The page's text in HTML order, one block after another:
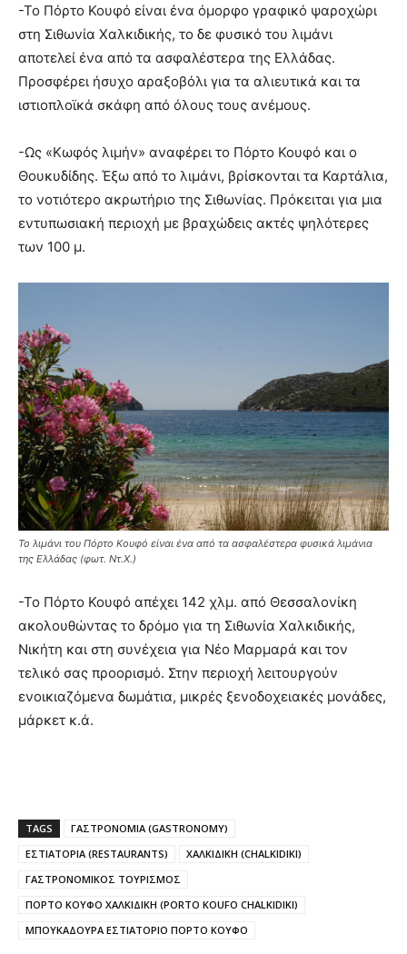
-Το Πόρτο Κουφό είναι ένα όμορφο γραφικό ψαροχώρι
στη Σιθωνία Χαλκιδικής, το δε φυσικό του λιμάνι
αποτελεί ένα από τα ασφαλέστερα της Ελλάδας.
Προσφέρει ήσυχο αραξοβόλι για τα αλιευτικά και τα
ιστιοπλοϊκά σκάφη από όλους τους ανέμους.
-Ως «Κωφός λιμήν» αναφέρει το Πόρτο Κουφό και ο
Θουκυδίδης. Έξω από το λιμάνι, βρίσκονται τα Καρτάλια,
το νοτιότερο ακρωτήριο της Σιθωνίας. Πρόκειται για μια
εντυπωσιακή περιοχή με βραχώδεις ακτές ψηλότερες
των 100 μ.
Το λιμάνι του Πόρτο Κουφό είναι ένα από τα ασφαλέστερα φυσικά λιμάνια
της Ελλάδας (φωτ. Ντ.Χ.)
-Το Πόρτο Κουφό απέχει 142 χλμ. από Θεσσαλονίκη
ακολουθώντας το δρόμο για τη Σιθωνία Χαλκιδικής,
Νικήτη και στη συνέχεια για Νέο Μαρμαρά και τον
τελικό σας προορισμό. Στην περιοχή λειτουργούν
ενοικιαζόμενα δωμάτια, μικρές ξενοδοχειακές μονάδες,
μάρκετ κ.ά.
TAGS
ΓΑΣΤΡΟΝΟΜΙΑ (GASTRONOMY)
ΕΣΤΙΑΤΟΡΙΑ (RESTAURANTS)
ΧΑΛΚΙΔΙΚΗ (CHALKIDIKI)
ΓΑΣΤΡΟΝΟΜΙΚΟΣ ΤΟΥΡΙΣΜΟΣ
ΠΟΡΤΟ ΚΟΥΦΟ ΧΑΛΚΙΔΙΚΗ (PORTO KOUFO CHALKIDIKI)
ΜΠΟΥΚΑΔΟΥΡΑ ΕΣΤΙΑΤΟΡΙΟ ΠΟΡΤΟ ΚΟΥΦΟ